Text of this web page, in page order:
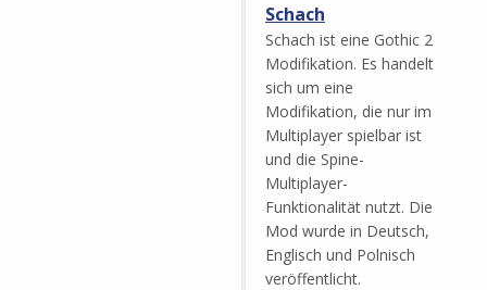
Schach
Schach ist eine Gothic 2
Modifikation. Es handelt
sich um eine
Modifikation, die nur im
Multiplayer spielbar ist
und die Spine-
Multiplayer-
Funktionalität nutzt. Die
Mod wurde in Deutsch,
Englisch und Polnisch
veröffentlicht.